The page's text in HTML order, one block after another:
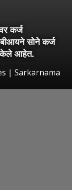
कर्ज
सोने कर्ज
केले आहेत.
| Sarkarnama